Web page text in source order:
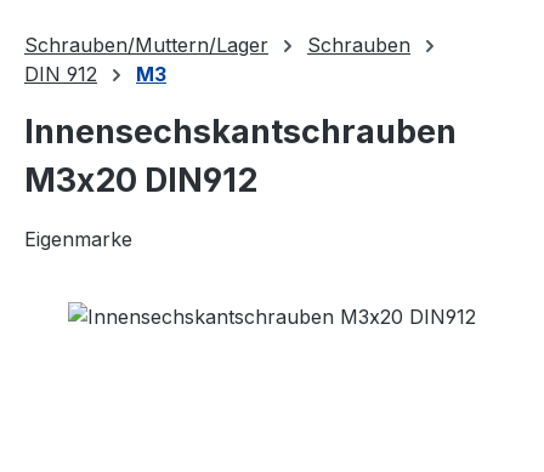
Schrauben/Muttern/Lager
Schrauben
DIN 912
M3
Innensechskantschrauben
M3x20 DIN912
Eigenmarke